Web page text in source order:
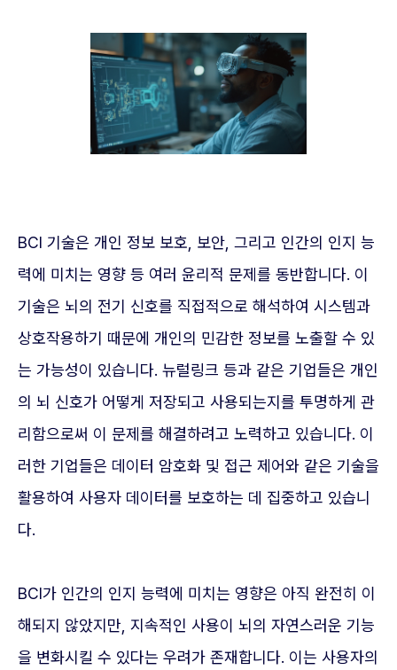
BCI 기술은 개인 정보 보호, 보안, 그리고 인간의 인지 능
력에 미치는 영향 등 여러 윤리적 문제를 동반합니다. 이
기술은 뇌의 전기 신호를 직접적으로 해석하여 시스템과
상호작용하기 때문에 개인의 민감한 정보를 노출할 수 있
는 가능성이 있습니다. 뉴럴링크 등과 같은 기업들은 개인
의 뇌 신호가 어떻게 저장되고 사용되는지를 투명하게 관
리함으로써 이 문제를 해결하려고 노력하고 있습니다. 이
러한 기업들은 데이터 암호화 및 접근 제어와 같은 기술을
활용하여 사용자 데이터를 보호하는 데 집중하고 있습니
다.
BCI가 인간의 인지 능력에 미치는 영향은 아직 완전히 이
해되지 않았지만, 지속적인 사용이 뇌의 자연스러운 기능
을 변화시킬 수 있다는 우려가 존재합니다. 이는 사용자의